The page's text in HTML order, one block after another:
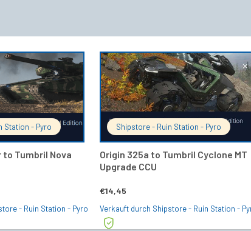
Station - Pyro
to Tumbril Nova
IN DEN WARENKORB
- Ruin Station - Pyro
Shipstore - Ruin Station - Pyro
Origin 325a to Tumbril Cyclone MT
Upgrade CCU
€14,45
IN DEN
Verkauft durch Shipstore - Ruin Station -